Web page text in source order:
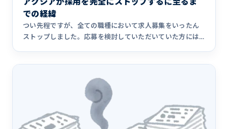
での経緯
つい先程ですが、全ての職種において求人募集をいったん
ストップしました。応募を検討していただいていた方には